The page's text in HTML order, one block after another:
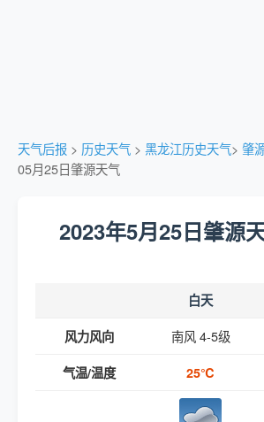
天气后报 > 历史天气 > 黑龙江历史天气> 肇
05月25日肇源天气
2023年5月25日肇源
白天
风力风向 南风 4-5级
气温/温度 25℃